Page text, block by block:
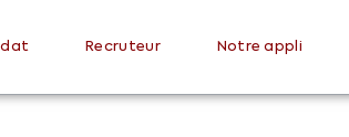
Recruteur Notre appli